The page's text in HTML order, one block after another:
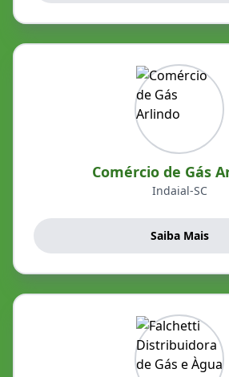
Comércio de Gás
Indaial-SC
Saiba Mais